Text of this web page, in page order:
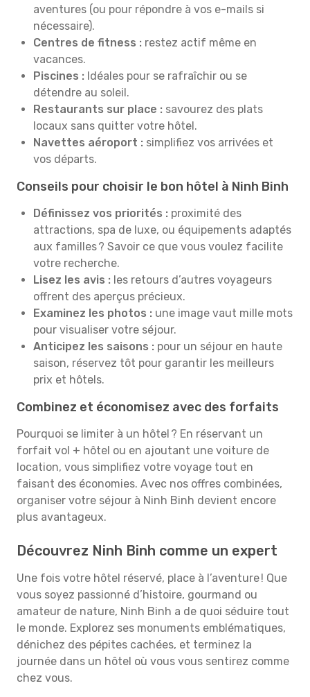
aventures (ou pour répondre à vos e-mails si
nécessaire).
Centres de fitness : restez actif même en
vacances.
Piscines : Idéales pour se rafraîchir ou se
détendre au soleil.
Restaurants sur place : savourez des plats
locaux sans quitter votre hôtel.
Navettes aéroport : simplifiez vos arrivées et
vos départs.
Conseils pour choisir le bon hôtel à Ninh Binh
Définissez vos priorités : proximité des
attractions, spa de luxe, ou équipements adaptés
aux familles ? Savoir ce que vous voulez facilite
votre recherche.
Lisez les avis : les retours d’autres voyageurs
offrent des aperçus précieux.
Examinez les photos : une image vaut mille mots
pour visualiser votre séjour.
Anticipez les saisons : pour un séjour en haute
saison, réservez tôt pour garantir les meilleurs
prix et hôtels.
Combinez et économisez avec des forfaits
Pourquoi se limiter à un hôtel ? En réservant un
forfait vol + hôtel ou en ajoutant une voiture de
location, vous simplifiez votre voyage tout en
faisant des économies. Avec nos offres combinées,
organiser votre séjour à Ninh Binh devient encore
plus avantageux.
Découvrez Ninh Binh comme un expert
Une fois votre hôtel réservé, place à l’aventure ! Que
vous soyez passionné d’histoire, gourmand ou
amateur de nature, Ninh Binh a de quoi séduire tout
le monde. Explorez ses monuments emblématiques,
dénichez des pépites cachées, et terminez la
journée dans un hôtel où vous vous sentirez comme
chez vous.